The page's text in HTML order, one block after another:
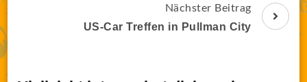
Nächster Beitrag
US-Car Treffen in Pullman City